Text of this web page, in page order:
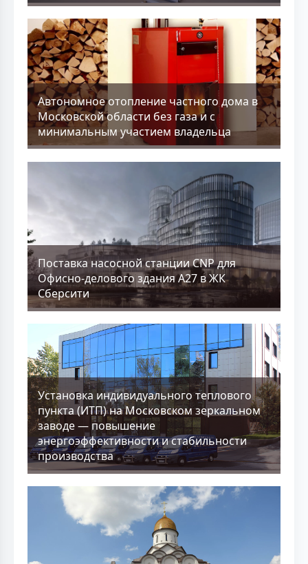
Aвтономное отопление частного дома в
Московской области без газа и с
минимальным участием владельца
Поставка насосной станции CNP для
Офисно-делового здания А27 в ЖК
Сберсити
Установка индивидуального теплового
пункта (ИТП) на Московском зеркальном
заводе — повышение
энергоэффективности и стабильности
производства